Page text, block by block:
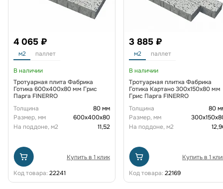
4 065 ₽
м2 паллет
В наличии
Тротуарная плита Фабрика
Готика 600х400х80 мм Грис
Парга FINERRO
Толщина
80 мм
Размер, мм
600х400х80
На поддоне, м2
11,52
Купить в 1 клик
Код товара: 22241
3 885 ₽
м2 паллет
В наличии
Тротуарная плитка Фабрика
Готика Картано 300х150х80 мм
Грис Парга FINERRO
Толщина
80
Размер, мм
На поддоне, м2
Купить в 1
Код товара: 22169